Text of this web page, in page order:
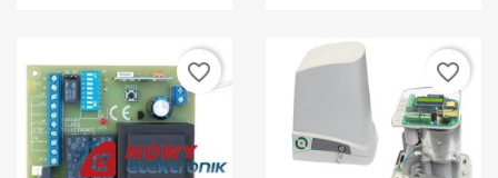
favorite_border favorite_border